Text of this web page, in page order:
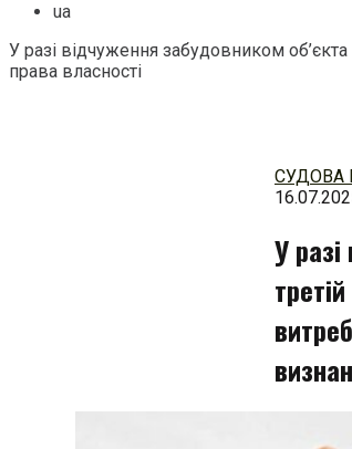
ua
У разі відчуження забудовником
права власності
СУДОВА
У